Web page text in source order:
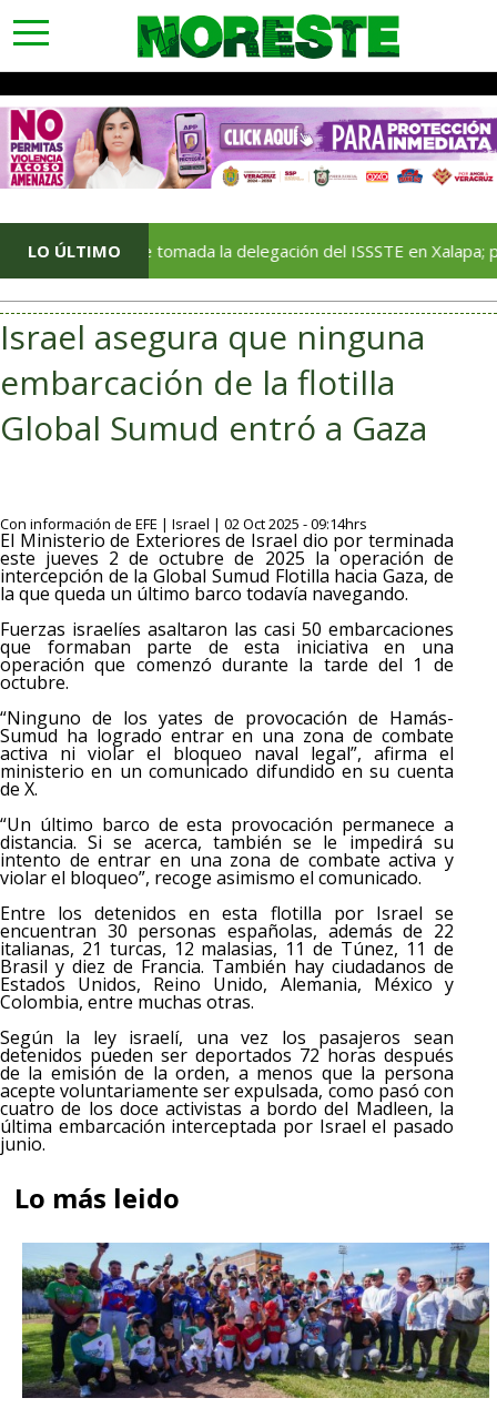
toggle
navigation
LO ÚLTIMO
Sigue tomada la delegación del ISSSTE en Xalapa; padres
Israel asegura que ninguna
embarcación de la flotilla
Global Sumud entró a Gaza
Con información de EFE | Israel | 02 Oct 2025 - 09:14hrs
El Ministerio de Exteriores de Israel dio por terminada
este jueves 2 de octubre de 2025 la operación de
intercepción de la Global Sumud Flotilla hacia Gaza, de
la que queda un último barco todavía navegando.
Fuerzas israelíes asaltaron las casi 50 embarcaciones
que formaban parte de esta iniciativa en una
operación que comenzó durante la tarde del 1 de
octubre.
“Ninguno de los yates de provocación de Hamás-
Sumud ha logrado entrar en una zona de combate
activa ni violar el bloqueo naval legal”, afirma el
ministerio en un comunicado difundido en su cuenta
de X.
“Un último barco de esta provocación permanece a
distancia. Si se acerca, también se le impedirá su
intento de entrar en una zona de combate activa y
violar el bloqueo”, recoge asimismo el comunicado.
Entre los detenidos en esta flotilla por Israel se
encuentran 30 personas españolas, además de 22
italianas, 21 turcas, 12 malasias, 11 de Túnez, 11 de
Brasil y diez de Francia. También hay ciudadanos de
Estados Unidos, Reino Unido, Alemania, México y
Colombia, entre muchas otras.
Según la ley israelí, una vez los pasajeros sean
detenidos pueden ser deportados 72 horas después
de la emisión de la orden, a menos que la persona
acepte voluntariamente ser expulsada, como pasó con
cuatro de los doce activistas a bordo del Madleen, la
última embarcación interceptada por Israel el pasado
junio.
Lo más leido